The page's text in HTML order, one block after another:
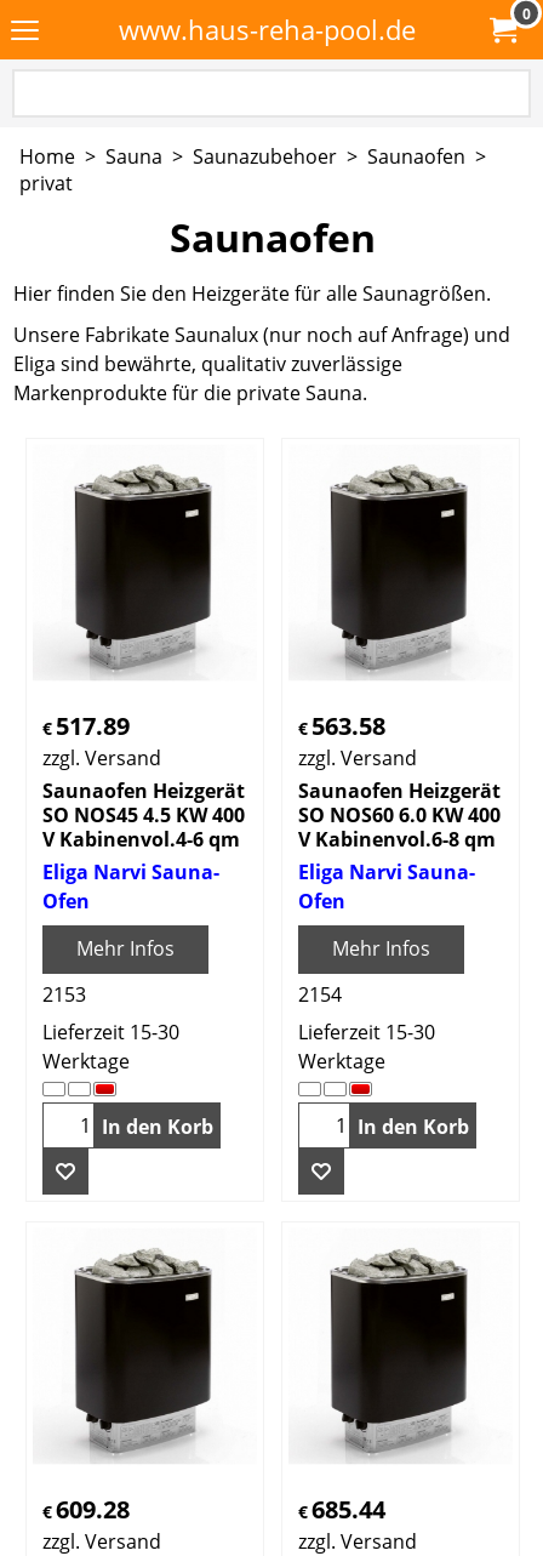
www.haus-reha-pool.de 0
Home > Sauna > Saunazubehoer > Saunaofen >
privat
Saunaofen
Hier finden Sie den Heizgeräte für alle Saunagrößen.
Unsere Fabrikate Saunalux (nur noch auf Anfrage) und
Eliga sind bewährte, qualitativ zuverlässige
Markenprodukte für die private Sauna.
€ 517.89
zzgl. Versand
Saunaofen Heizgerät
SO NOS45 4.5 KW 400
V Kabinenvol.4-6 qm
Eliga Narvi Sauna-
Ofen
Mehr Infos
2153
Lieferzeit 15-30
Werktage
In den Korb
€ 563.58
zzgl. Versand
Saunaofen Heizgerät
SO NOS60 6.0 KW 400
V Kabinenvol.6-8 qm
Eliga Narvi Sauna-
Ofen
Mehr Infos
2154
Lieferzeit 15-30
Werktage
In den Korb
€609.28
zzgl. Versand
€685.44
zzgl. Versand